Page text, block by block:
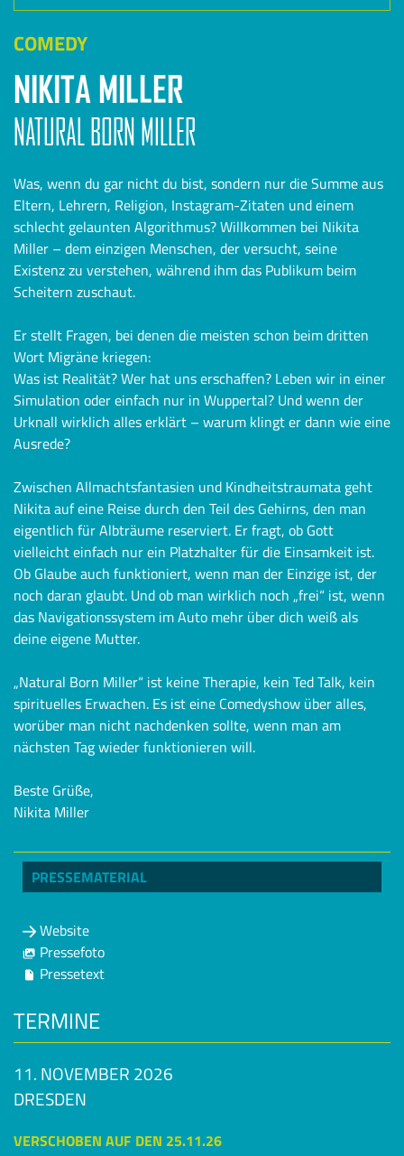
COMEDY
NIKITA MILLER
NATURAL BORN MILLER
Was, wenn du gar nicht du bist, sondern nur die Summe aus
Eltern, Lehrern, Religion, Instagram-Zitaten und einem
schlecht gelaunten Algorithmus? Willkommen bei Nikita
Miller – dem einzigen Menschen, der versucht, seine
Existenz zu verstehen, während ihm das Publikum beim
Scheitern zuschaut.
Er stellt Fragen, bei denen die meisten schon beim dritten
Wort Migräne kriegen:
Was ist Realität? Wer hat uns erschaffen? Leben wir in einer
Simulation oder einfach nur in Wuppertal? Und wenn der
Urknall wirklich alles erklärt – warum klingt er dann wie eine
Ausrede?
Zwischen Allmachtsfantasien und Kindheitstraumata geht
Nikita auf eine Reise durch den Teil des Gehirns, den man
eigentlich für Albträume reserviert. Er fragt, ob Gott
vielleicht einfach nur ein Platzhalter für die Einsamkeit ist.
Ob Glaube auch funktioniert, wenn man der Einzige ist, der
noch daran glaubt. Und ob man wirklich noch „frei“ ist, wenn
das Navigationssystem im Auto mehr über dich weiß als
deine eigene Mutter.
„Natural Born Miller“ ist keine Therapie, kein Ted Talk, kein
spirituelles Erwachen. Es ist eine Comedyshow über alles,
worüber man nicht nachdenken sollte, wenn man am
nächsten Tag wieder funktionieren will.
Beste Grüße,
Nikita Miller
PRESSEMATERIAL
Website
Pressefoto
Pressetext
TERMINE
11. NOVEMBER 2026
DRESDEN
VERSCHOBEN AUF DEN 25.11.26